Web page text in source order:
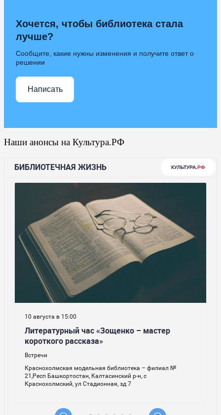
Хочется, чтобы библиотека стала
лучше?
Сообщите, какие нужны изменения и получите ответ о
решении
Написать
Наши анонсы на Культура.РФ